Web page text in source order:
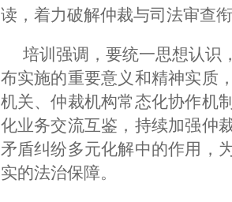
读，着力破解仲裁与司法审查
培训强调，要统一思想认识
布实施的重要意义和精神实质
机关、仲裁机构常态化协作机
化业务交流互鉴，持续加强仲
矛盾纠纷多元化解中的作用，
实的法治保障。